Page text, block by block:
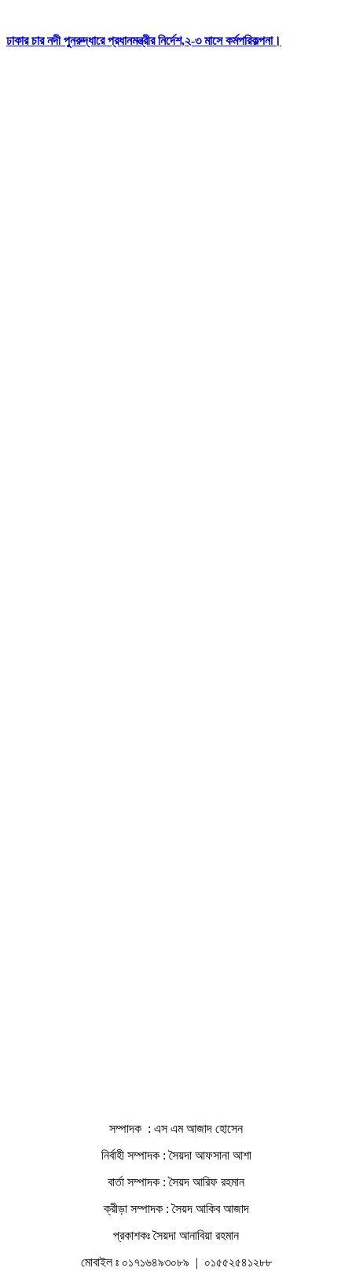
ঢাকার চার নদী পুনরুদ্ধারে প্রধানমন্ত্রীর নির্দেশ,২-৩ মাসে কর্মপরিকল্পনা।
সম্পাদক : এস এম আজাদ হোসেন
নির্বাহী সম্পাদক : সৈয়দা আফসানা আশা
বার্তা সম্পাদক : সৈয়দ আরিফ রহমান
ক্রীড়া সম্পাদক : সৈয়দ আকিব আজাদ
প্রকাশকঃ সৈয়দা আনাবিয়া রহমান
মোবাইল ঃ ০১৭১৬৪৯৩০৮৯ | ০১৫৫২৫৪১২৮৮